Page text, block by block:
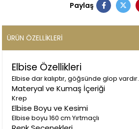
Paylaş
ÜRÜN ÖZELLIKLERI
Elbise Özellikleri
Elbise dar kalıptır, göğsünde glop vardır.
Materyal ve Kumaş İçeriği
Krep
Elbise Boyu ve Kesimi
Elbise boyu 160 cm Yırtmaçlı